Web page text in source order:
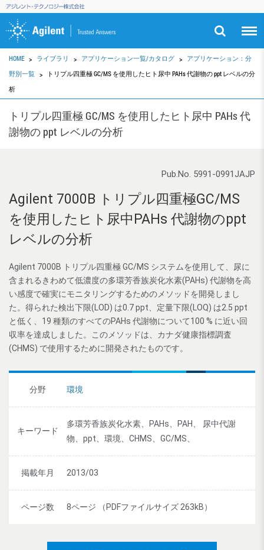
HOME ライブラリ アプリケーション一覧/カタログ
アプリケーション：分
野別一覧
トリプル四重極 GC/MS を使用したヒト尿中 PAHs 代謝物の ppt レベルの分
析
トリプル四重極 GC/MS を使用したヒト尿中 PAHs 代
謝物の ppt レベルの分析
Pub.No. 5991-0991JAJP
Agilent 7000B トリプル四重極GC/MS
を使用したヒト尿中PAHs 代謝物のppt
レベルの分析
Agilent 7000B トリプル四重極 GC/MS システムを使用して、尿に
含まれるきわめて低濃度の多環芳香族炭化水素(PAHs) 代謝物を高
い感度で確実にモニタリングするためのメソッドを開発しまし
た。得られた検出下限(LOD) は0.7 ppt、定量下限(LOQ) は2.5 ppt
と低く、19 種類のすべてのPAHs 代謝物について100 % に近い回
収率を達成しました。このメソッドは、カナダ健康指標調査
(CHMS) で使用するために開発されたものです。
分野 環境
キーワード
多環芳香族炭化水素、PAHs、PAH、 尿中代謝
物、ppt、環境、CHMS、GC/MS、
掲載年月 2013/03
ページ数 8ページ （PDFファイルサイズ 263kB）